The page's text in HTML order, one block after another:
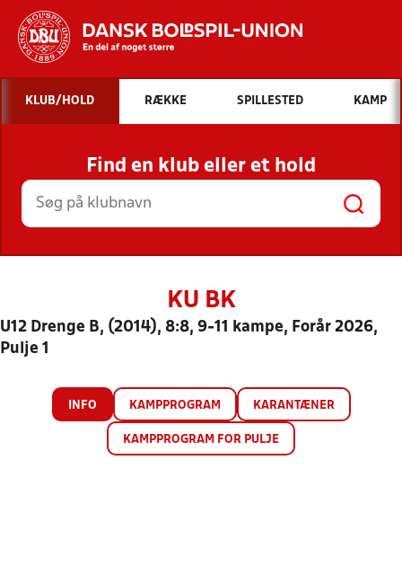
Hvad vil du søge efter?
INDHOLD OG NYHEDER
STILLINGER, RESULTATER, KLUBBER OG
HOLD
KLUB/HOLD RÆKKE SPILLESTED KAMP
Find en klub eller et hold
KU BK
U12 Drenge B, (2014), 8:8, 9-11 kampe, Forår 2026,
Pulje 1
INFO KAMPPROGRAM KARANTÆNER
KAMPPROGRAM FOR PULJE